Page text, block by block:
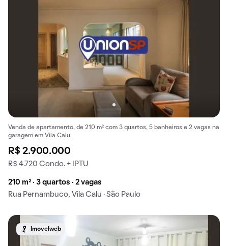
Venda de apartamento, de 210 m² com 3 quartos, 5 banheiros e 2 vagas na
garagem em Vila Calu.
R$ 2.900.000
R$ 4.720 Condo. + IPTU
210 m² · 3 quartos · 2 vagas
Rua Pernambuco, Vila Calu · São Paulo
Imovelweb